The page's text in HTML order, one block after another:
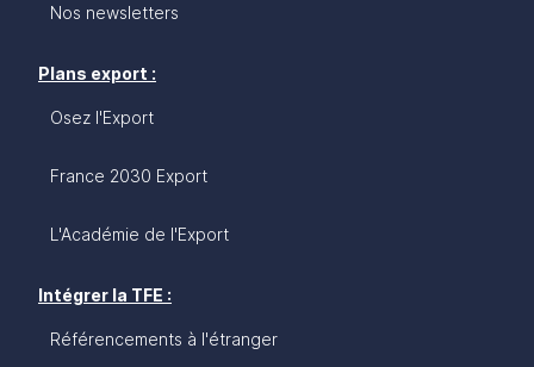
Nos newsletters
Plans export :
Osez l'Export
France 2030 Export
L'Académie de l'Export
Intégrer la TFE :
Référencements à l'étranger